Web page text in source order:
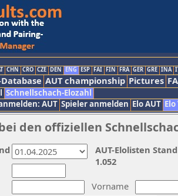
CHN CRO CZE DEN ENG ESP FAI FIN FRA GER GRE INA
AUT championship Pictures
Schnellschach-Elozahl
AUT Spieler anmelden Elo AUT
den offiziellen
Vorname
AUT-Elolisten
1.052